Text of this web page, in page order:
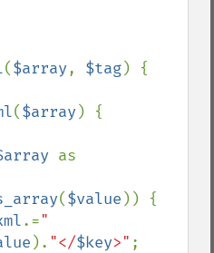
($array, $tag) {
($array ) {
($value )) {
.="
). "</$key>" ;